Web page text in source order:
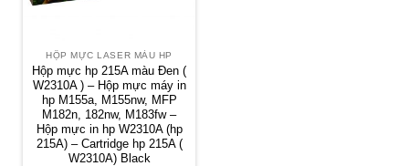
HỘP MỰC LASER MÀU HP
Hộp mực hp 215A màu Đen (
W2310A ) – Hộp mực máy in
hp M155a, M155nw, MFP
M182n, 182nw, M183fw –
Hộp mực in hp W2310A (hp
215A) – Cartridge hp 215A (
W2310A) Black